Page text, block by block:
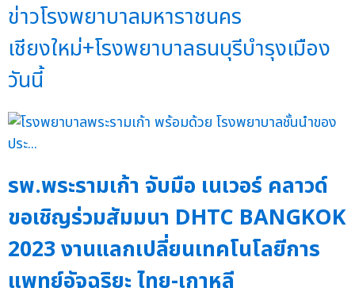
ข่าวโรงพยาบาลมหาราชนคร
เชียงใหม่+โรงพยาบาลธนบุรีบำรุงเมือง
วันนี้
รพ.พระรามเก้า จับมือ เนเวอร์ คลาวด์
ขอเชิญร่วมสัมมนา DHTC BANGKOK
2023 งานแลกเปลี่ยนเทคโนโลยีการ
แพทย์อัจฉริยะ ไทย-เกาหลี